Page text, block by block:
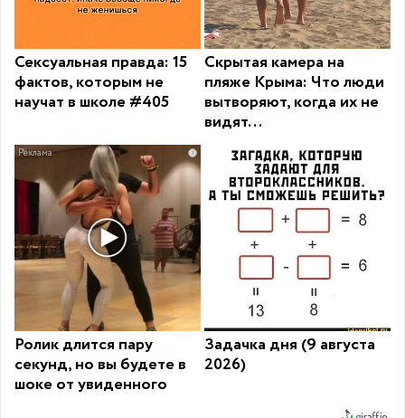
Сексуальная правда: 15
фактов, которым не
научат в школе #405
Скрытая камера на
пляже Крыма: Что люди
вытворяют, когда их не
видят...
i
Ролик длится пару
секунд, но вы будете в
шоке от увиденного
Задачка дня (9 августа
2026)